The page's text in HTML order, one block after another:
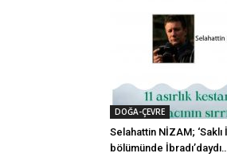
DOĞA-ÇEVRE
Selahattin NİZAM; ‘Saklı
bölümünde